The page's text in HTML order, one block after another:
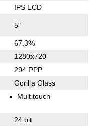
IPS LCD
5"
67.3%
1280x720
294 PPP
Gorilla Glass
Multitouch
24 bit